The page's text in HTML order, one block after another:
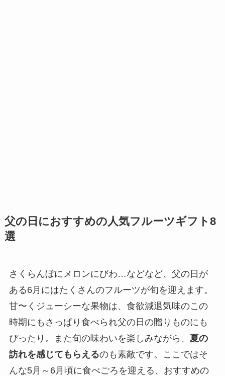
父の日におすすめの人気フルーツギフト8
選
さくらんぼにメロンにびわ…などなど、父の日が
ある6月にはたくさんのフルーツが旬を迎えます。
甘〜くジューシーな果物は、食欲減退気味のこの
時期にもさっぱり食べられ父の日の贈りものにも
ぴったり。また旬の味わいを楽しみながら、 夏の
訪れを感じてもらえるのも素敵です。ここではそ
んな5月～6月頃に食べごろを迎える、おすすめの